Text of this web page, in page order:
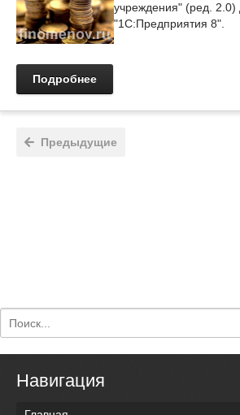
учреждения" (ред. 2.0)
"1С:Предприятия 8".
Подробнее
Предыдущие
Навигация